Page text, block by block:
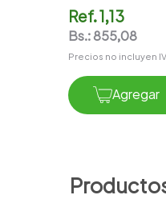
Ref.1,13
Bs.:855,08
Precios no incluyen
Agregar